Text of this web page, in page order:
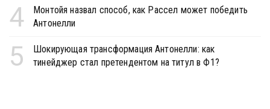
4
Монтойя назвал способ, как Рассел может победить
Антонелли
5
Шокирующая трансформация Антонелли: как
тинейджер стал претендентом на титул в Ф1?